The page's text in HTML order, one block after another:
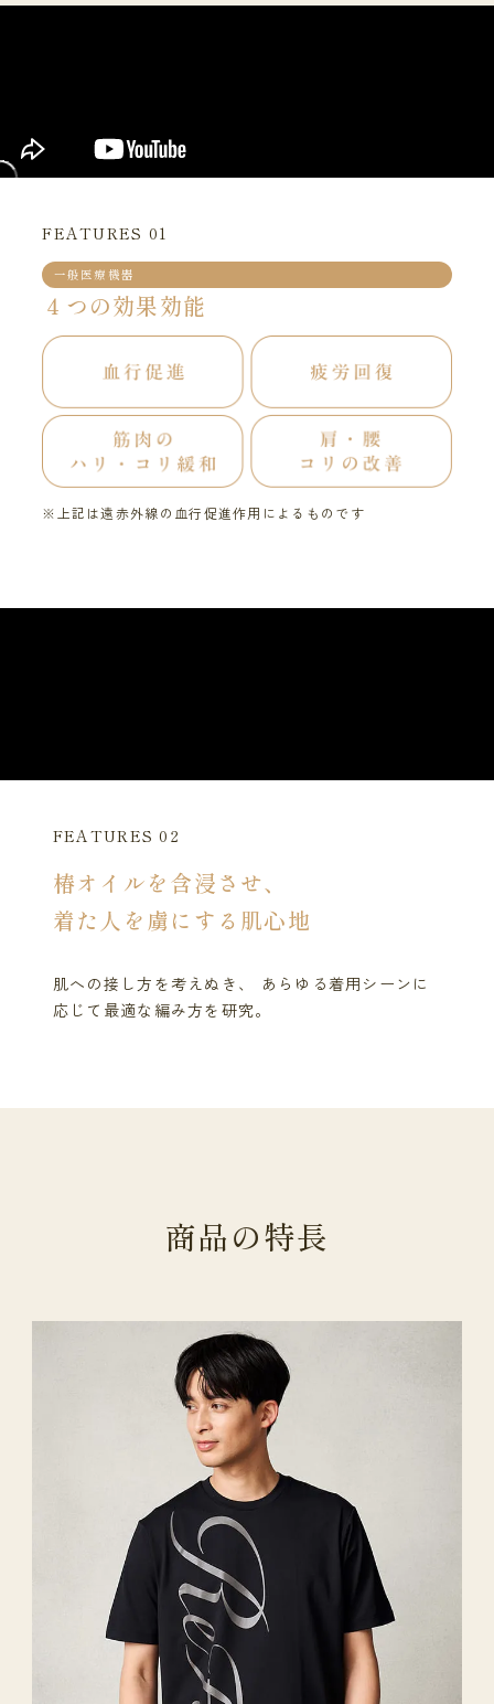
FEATURES 01
一般医療機器
４つの効果効能
※上記は遠赤外線の血行促進作用によるものです
FEATURES 02
椿オイルを含浸させ、
着た人を虜にする肌心地
肌への接し方を考えぬき、 あらゆる着用シーンに
応じて最適な編み方を研究。
商品の特長